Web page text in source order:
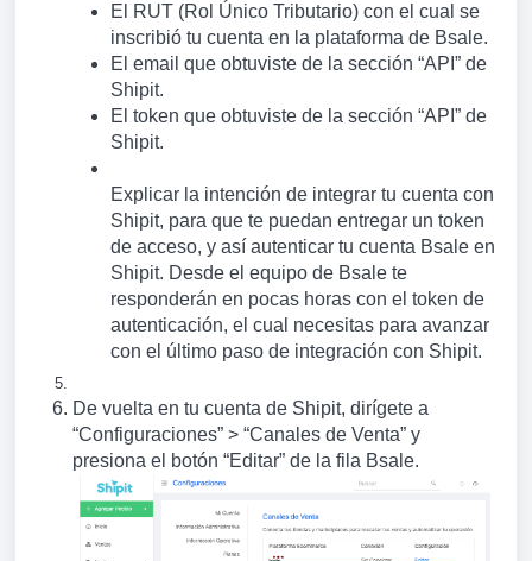
El RUT (Rol Único Tributario) con el cual se
inscribió tu cuenta en la plataforma de Bsale.
El email que obtuviste de la sección “API” de
Shipit.
El token que obtuviste de la sección “API” de
Shipit.
Explicar la intención de integrar tu cuenta con
Shipit, para que te puedan entregar un token
de acceso, y así autenticar tu cuenta Bsale en
Shipit. Desde el equipo de Bsale te
responderán en pocas horas con el token de
autenticación, el cual necesitas para avanzar
con el último paso de integración con Shipit.
De vuelta en tu cuenta de Shipit, dirígete a
“Configuraciones” > “Canales de Venta” y
presiona el botón “Editar” de la fila Bsale.